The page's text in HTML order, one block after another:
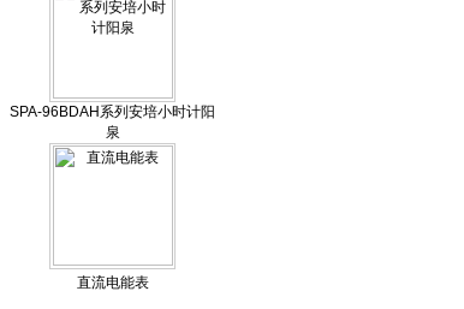
SPA-96BDAH系列安培小时计阳
泉
直流电能表